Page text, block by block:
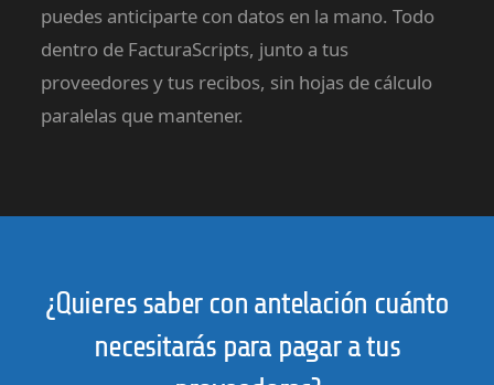
puedes anticiparte con datos en la mano. Todo
dentro de FacturaScripts, junto a tus
proveedores y tus recibos, sin hojas de cálculo
paralelas que mantener.
¿Quieres saber con antelación cuánto
necesitarás para pagar a tus